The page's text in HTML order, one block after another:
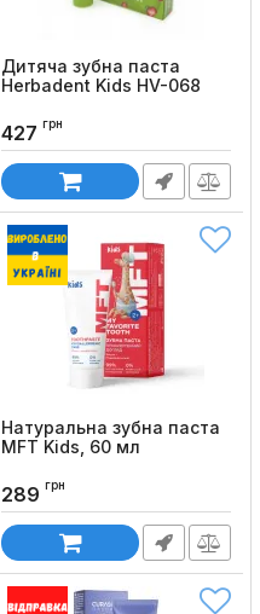
Дитяча зубна паста
Herbadent Kids HV-068
Код товару:
427 грн
Натуральна зубна паста
MFT Kids, 60 мл
289 грн